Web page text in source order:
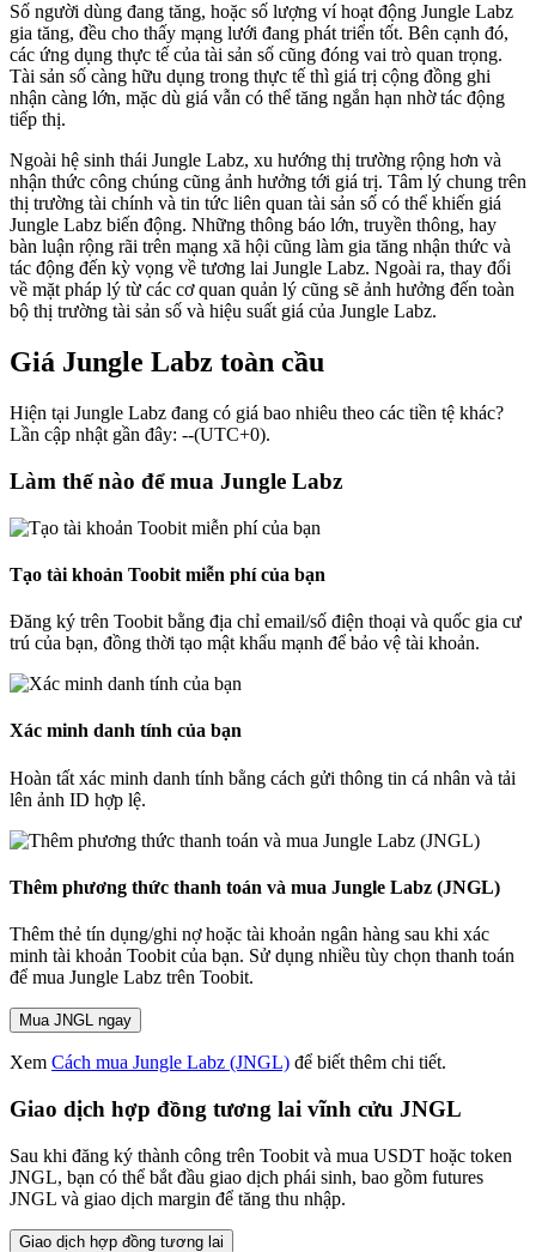
Số người dùng đang tăng, hoặc số lượng ví hoạt động Jungle Labz
gia tăng, đều cho thấy mạng lưới đang phát triển tốt. Bên cạnh đó,
các ứng dụng thực tế của tài sản số cũng đóng vai trò quan trọng.
Tài sản số càng hữu dụng trong thực tế thì giá trị cộng đồng ghi
nhận càng lớn, mặc dù giá vẫn có thể tăng ngắn hạn nhờ tác động
tiếp thị.
Ngoài hệ sinh thái Jungle Labz, xu hướng thị trường rộng hơn và
nhận thức công chúng cũng ảnh hưởng tới giá trị. Tâm lý chung trên
thị trường tài chính và tin tức liên quan tài sản số có thể khiến giá
Jungle Labz biến động. Những thông báo lớn, truyền thông, hay
bàn luận rộng rãi trên mạng xã hội cũng làm gia tăng nhận thức và
tác động đến kỳ vọng về tương lai Jungle Labz. Ngoài ra, thay đổi
về mặt pháp lý từ các cơ quan quản lý cũng sẽ ảnh hưởng đến toàn
bộ thị trường tài sản số và hiệu suất giá của Jungle Labz.
Giá Jungle Labz toàn cầu
Hiện tại Jungle Labz đang có giá bao nhiêu theo các tiền tệ khác?
Lần cập nhật gần đây: --(UTC+0).
Làm thế nào để mua Jungle Labz
Tạo tài khoản Toobit miễn phí của bạn
Đăng ký trên Toobit bằng địa chỉ email/số điện thoại và quốc gia cư
trú của bạn, đồng thời tạo mật khẩu mạnh để bảo vệ tài khoản.
Xác minh danh tính của bạn
Hoàn tất xác minh danh tính bằng cách gửi thông tin cá nhân và tải
lên ảnh ID hợp lệ.
Thêm phương thức thanh toán và mua Jungle Labz (JNGL)
Thêm thẻ tín dụng/ghi nợ hoặc tài khoản ngân hàng sau khi xác
minh tài khoản Toobit của bạn. Sử dụng nhiều tùy chọn thanh toán
để mua Jungle Labz trên Toobit.
Mua JNGL ngay
Xem Cách mua Jungle Labz (JNGL) để biết thêm chi tiết.
Giao dịch hợp đồng tương lai vĩnh cửu JNGL
Sau khi đăng ký thành công trên Toobit và mua USDT hoặc token
JNGL, bạn có thể bắt đầu giao dịch phái sinh, bao gồm futures
JNGL và giao dịch margin để tăng thu nhập.
Giao dịch hợp đồng tương lai